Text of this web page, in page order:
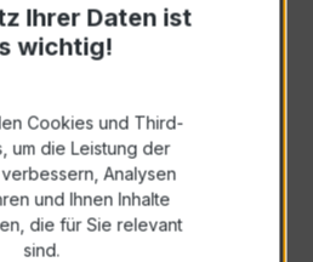
hinzufügen
telefonisch
Ihrer Daten ist
wichtig!
Cookies und Third-
um die Leistung der
Analysen
und Ihnen Inhalte
die für Sie relevant
sind.